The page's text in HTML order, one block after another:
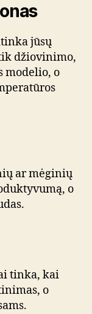
jūsų
džiovinimo,
modelio, o
ar mėginių
o
tinka, kai
o